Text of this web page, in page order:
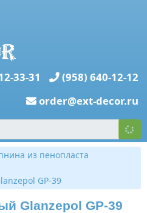
33-31
(958) 640-12-12
order@ext-decor.ru
из пенопласта
GP-39
Glanzepol GP-39